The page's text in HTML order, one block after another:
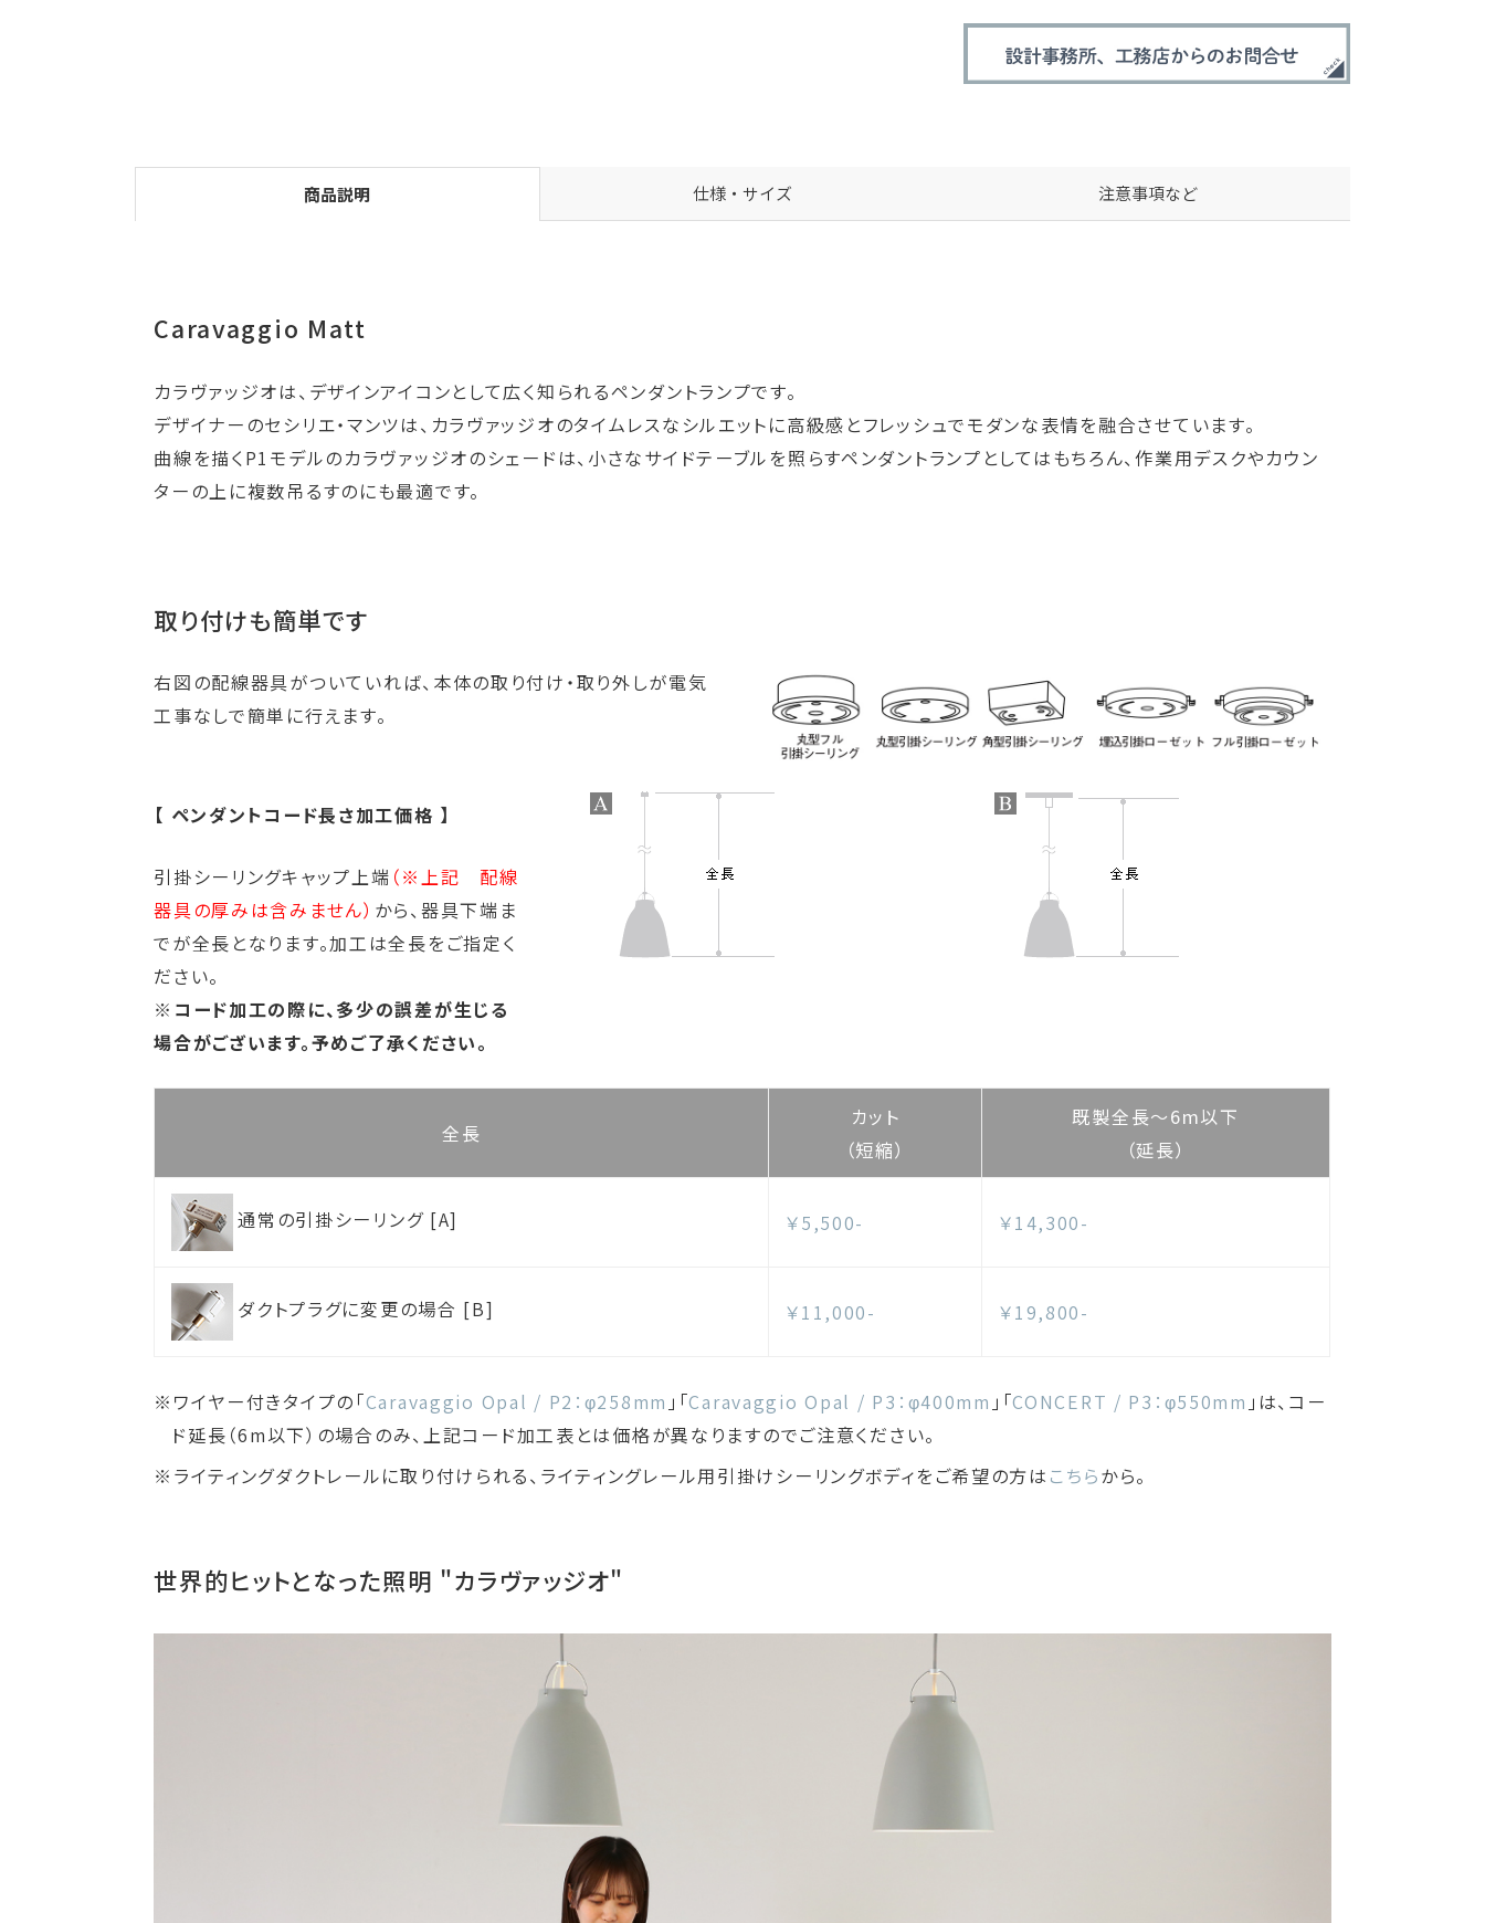
商品説明 仕様・サイズ 注意事項など
Caravaggio Matt
カラヴァッジオは、デザインアイコンとして広く知られるペンダントランプです。
デザイナーのセシリエ・マンツは、カラヴァッジオのタイムレスなシルエットに高級感とフレッシュでモダンな表情を融合させています。
曲線を描くP1モデルのカラヴァッジオのシェードは、小さなサイドテーブルを照らすペンダントランプとしてはもちろん、作業用デスクやカウン
ターの上に複数吊るすのにも最適です。
取り付けも簡単です
右図の配線器具がついていれば、本体の取り付け・取り外しが電気
工事なしで簡単に行えます。
【 ペンダントコード長さ加工価格 】
引掛シーリングキャップ上端 （※上記 配線
器具の厚みは含みません） から、器具下端ま
でが全長となります。加工は全長をご指定く
ださい。
※コード加工の際に、多少の誤差が生じる
場合がございます。予めご了承ください。
全長
カット
（短縮）
既製全長～6m以下
（延長）
通常の引掛シーリング [A] ￥5,500- ￥14,300-
ダクトプラグに変更の場合 [B] ￥11,000- ￥19,800-
ワイヤー付きタイプの「Caravaggio Opal / P2：φ258mm 」「Caravaggio Opal / P3：φ400mm 」「CONCERT / P3：φ550mm 」 は、コー
ド延長（6m以下）の場合のみ、上記コード加工表とは価格が異なりますのでご注意ください。
ライティングダクトレールに取り付けられる、ライティングレール用引掛けシーリングボディをご希望の方は こちらから。
世界的ヒットとなった照明 "カラヴァッジオ"